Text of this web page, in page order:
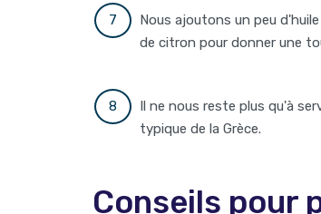
Nous ajoutons un peu
de citron pour donner une
Il ne nous reste plus qu'à
typique de la Grèce.
Conseils pour